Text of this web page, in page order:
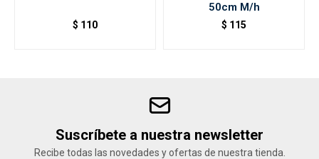
$ 110
50cm M/h
$ 115
Suscríbete a nuestra newsletter
Recibe todas las novedades y ofertas de nuestra tienda.